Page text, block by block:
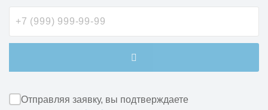
Отправляя заявку, вы подтверждаете